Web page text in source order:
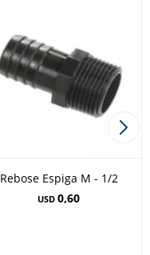
Rebose Espiga M - 1/2
USD 0,60